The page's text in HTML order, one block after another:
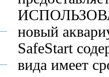
новый
SafeStart
вида имеет